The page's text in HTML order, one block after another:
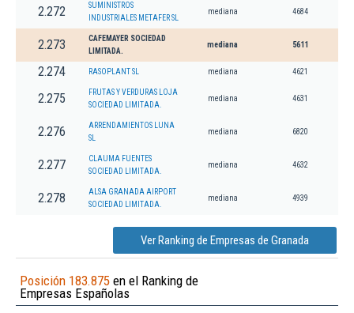
2.272
SUMINISTROS
INDUSTRIALES METAFER SL
mediana 4684
2.273
CAFEMAYER SOCIEDAD
LIMITADA.
mediana 5611
2.274 RASOPLANT SL mediana 4621
2.275
FRUTAS Y VERDURAS LOJA
SOCIEDAD LIMITADA.
mediana 4631
2.276
ARRENDAMIENTOS LUNA
SL
mediana 6820
2.277
CLAUMA FUENTES
SOCIEDAD LIMITADA.
mediana 4632
2.278
ALSA GRANADA AIRPORT
SOCIEDAD LIMITADA.
mediana 4939
Ver Ranking de Empresas de Granada
Posición 183.875 en el Ranking de
Empresas Españolas